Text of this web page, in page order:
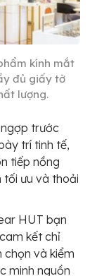
kính mắt
đủ giấy tờ
lượng.
trước
trí tinh tế,
tiếp nồng
ưu và thoải
HUT bạn
kết chỉ
chọn và kiểm
minh nguồn